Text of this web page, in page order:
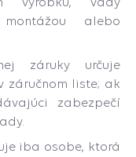
alebo
záruky určuje
záručnom liste; ak
zabezpečí
iba osobe, ktorá